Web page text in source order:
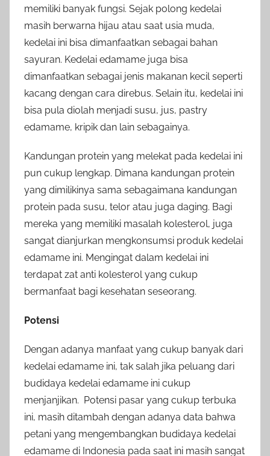
memiliki banyak fungsi. Sejak polong kedelai
masih berwarna hijau atau saat usia muda,
kedelai ini bisa dimanfaatkan sebagai bahan
sayuran. Kedelai edamame juga bisa
dimanfaatkan sebagai jenis makanan kecil seperti
kacang dengan cara direbus. Selain itu, kedelai ini
bisa pula diolah menjadi susu, jus, pastry
edamame, kripik dan lain sebagainya.
Kandungan protein yang melekat pada kedelai ini
pun cukup lengkap. Dimana kandungan protein
yang dimilikinya sama sebagaimana kandungan
protein pada susu, telor atau juga daging. Bagi
mereka yang memiliki masalah kolesterol, juga
sangat dianjurkan mengkonsumsi produk kedelai
edamame ini. Mengingat dalam kedelai ini
terdapat zat anti kolesterol yang cukup
bermanfaat bagi kesehatan seseorang.
Potensi
Dengan adanya manfaat yang cukup banyak dari
kedelai edamame ini, tak salah jika peluang dari
budidaya kedelai edamame ini cukup
menjanjikan. Potensi pasar yang cukup terbuka
ini, masih ditambah dengan adanya data bahwa
petani yang mengembangkan budidaya kedelai
edamame di Indonesia pada saat ini masih sangat